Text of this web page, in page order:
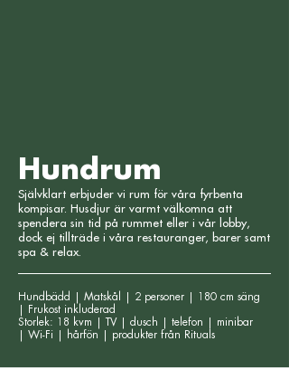
Hundrum
Självklart erbjuder vi rum för våra fyrbenta
kompisar. Husdjur är varmt välkomna att
spendera sin tid på rummet eller i vår lobby,
dock ej tillträde i våra restauranger, barer samt
spa & relax.
Hundbädd | Matskål | 2 personer | 180 cm säng
| Frukost inkluderad
Storlek: 18 kvm | TV | dusch | telefon | minibar
Wi-Fi | hårfön | produkter från Rituals